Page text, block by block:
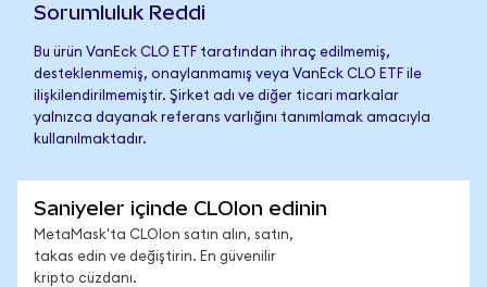
Sorumluluk Reddi
Bu ürün VanEck CLO ETF tarafından ihraç edilmemiş,
desteklenmemiş, onaylanmamış veya VanEck CLO ETF ile
ilişkilendirilmemiştir. Şirket adı ve diğer ticari markalar
yalnızca dayanak referans varlığını tanımlamak amacıyla
kullanılmaktadır.
Saniyeler içinde CLOIon edinin
MetaMask'ta CLOIon satın alın, satın,
takas edin ve değiştirin. En güvenilir
kripto cüzdanı.